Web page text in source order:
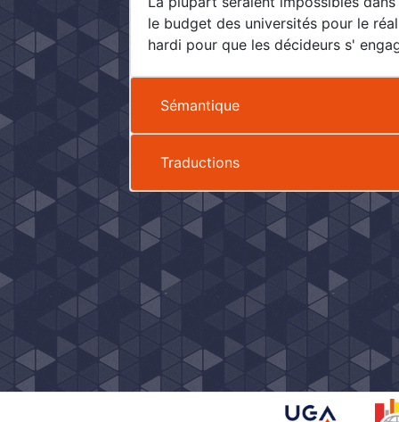
le budget des universités pour le
hardi pour que les décideurs s'
Sémantique
Traductions